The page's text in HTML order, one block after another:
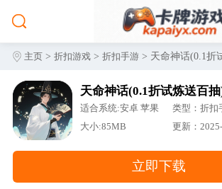
主页 >折扣游戏 >折扣手游 > 天命神话(0.1折
天命神话(0.1折试炼送百
适合系统:安卓 苹果
类型：折扣
大小:85MB
更新：
立即下载